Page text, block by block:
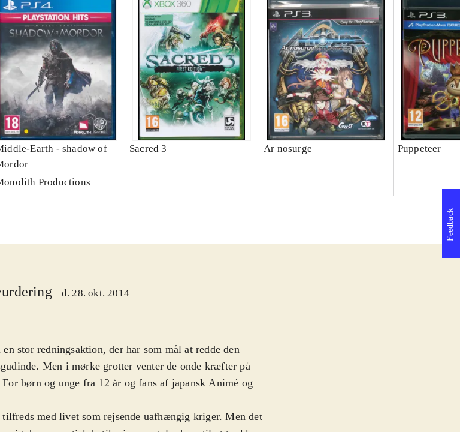
Earth - shadow of
Productions
Sacred 3 Ar nosurge Puppeteer
d. 28. okt. 2014
stor redningsaktion, der har som mål at redde den
Men i mørke grotter venter de onde kræfter på
For børn og unge fra 12 år og fans af japansk Animé og
med livet som rejsende uafhængig kriger. Men det
Feedback